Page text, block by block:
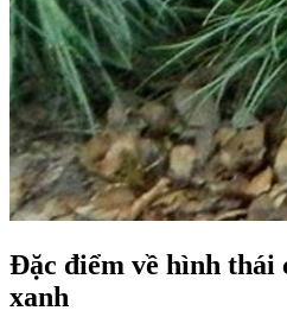
Đặc điểm về hình thái
xanh